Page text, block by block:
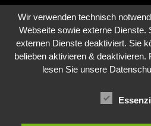
Wir verwenden technisch
Webseite sowie externe Dienste.
externen Dienste deaktiviert. Sie
belieben aktivieren & deaktivieren.
lesen Sie unsere